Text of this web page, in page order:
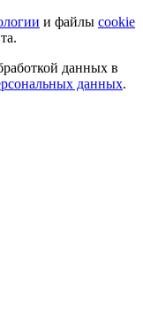
и файлы cookie
данных в
данных.